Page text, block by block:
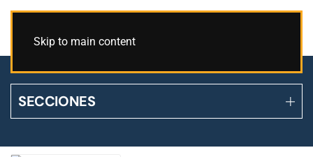
Skip to main content
SECCIONES